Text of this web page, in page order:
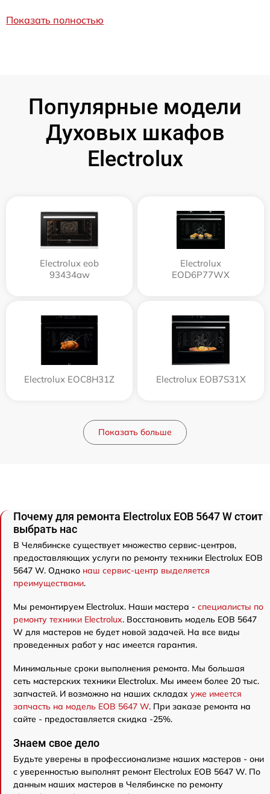
Показать полностью
Популярные модели
Духовых шкафов
Electrolux
Electrolux eob
93434aw
Electrolux
EOD6P77WX
Electrolux EOC8H31Z Electrolux EOB7S31X
Показать больше
Почему для ремонта Electrolux EOB 5647 W стоит
выбрать нас
В Челябинске существует множество сервис-центров,
предоставляющих услуги по ремонту техники Electrolux EOB
5647 W. Однако наш сервис-центр выделяется
преимуществами.
Мы ремонтируем Electrolux. Наши мастера - специалисты по
ремонту техники Electrolux. Восстановить модель EOB 5647
W для мастеров не будет новой задачей. На все виды
проведенных работ у нас имеется гарантия.
Минимальные сроки выполнения ремонта. Мы большая
сеть мастерских техники Electrolux. Мы имеем более 20 тыс.
запчастей. И возможно на наших складах уже имеется
запчасть на модель EOB 5647 W. При заказе ремонта на
сайте - предоставляется скидка -25%.
Знаем свое дело
Будьте уверены в профессионализме наших мастеров - они
с уверенностью выполнят ремонт Electrolux EOB 5647 W. По
данным наших мастеров в Челябинске по ремонту